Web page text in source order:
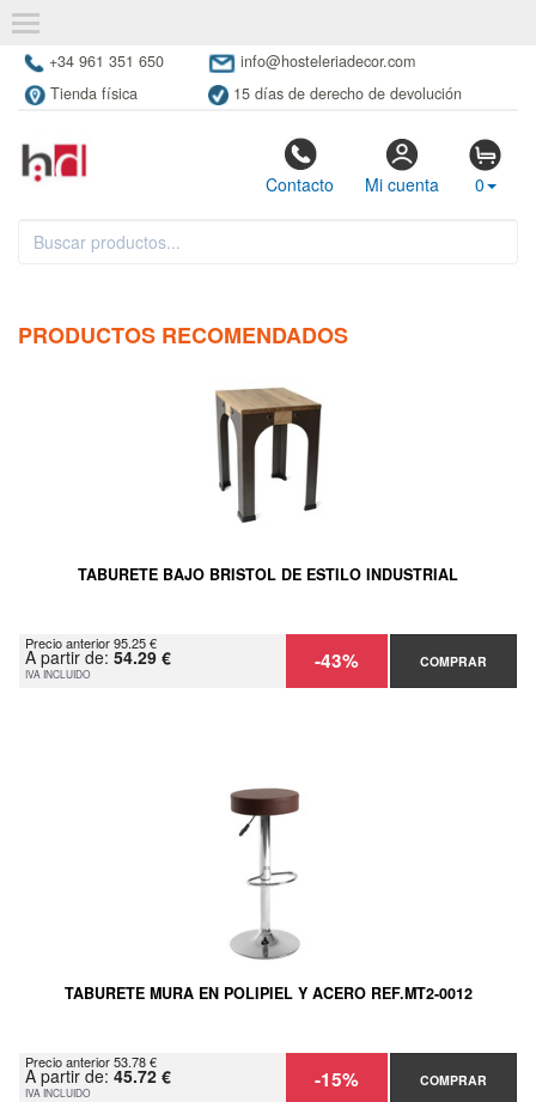
+34 961 351 650
info@hosteleriadecor.com
Tienda física
15 días de derecho de devolución
Contacto Mi cuenta 0
PRODUCTOS RECOMENDADOS
TABURETE BAJO BRISTOL DE ESTILO INDUSTRIAL
Precio anterior 95.25 €
A partir de: 54.29 €
IVA INCLUIDO -43% COMPRAR
TABURETE MURA EN POLIPIEL Y ACERO REF.MT2-0012
Precio anterior 53.78 €
A partir de: 45.72 €
IVA INCLUIDO -15% COMPRAR